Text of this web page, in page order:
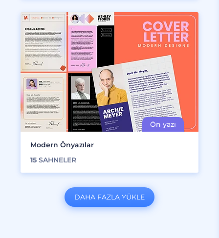
Modern Önyazılar
15 SAHNELER
DAHA FAZLA YÜKLE